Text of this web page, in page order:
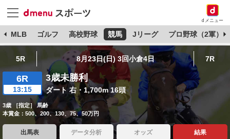
dメニュー
MLB ゴルフ 高校野球 競馬 Jリーグ プロ野球（2軍）
5R 8月23日(日) 3回小倉4日 7R
6R
13:15
3歳未勝利
ダート 右・1,700m 16頭
3歳 ［指定］ 馬齢
本賞金：500、200、130、75、50万円
出馬表 データ分析 オッズ 結果